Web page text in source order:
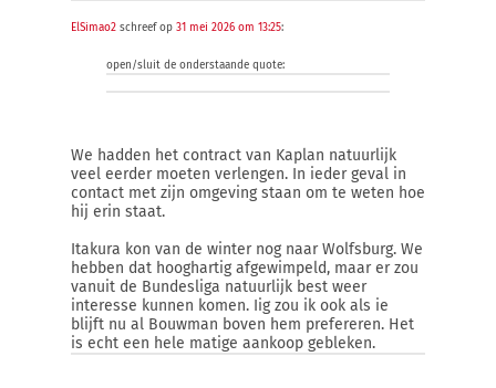
ElSimao2 schreef op 31 mei 2026 om 13:25:
open/sluit de onderstaande quote:
We hadden het contract van Kaplan natuurlijk
veel eerder moeten verlengen. In ieder geval in
contact met zijn omgeving staan om te weten hoe
hij erin staat.
Itakura kon van de winter nog naar Wolfsburg. We
hebben dat hooghartig afgewimpeld, maar er zou
vanuit de Bundesliga natuurlijk best weer
interesse kunnen komen. Iig zou ik ook als ie
blijft nu al Bouwman boven hem prefereren. Het
is echt een hele matige aankoop gebleken.